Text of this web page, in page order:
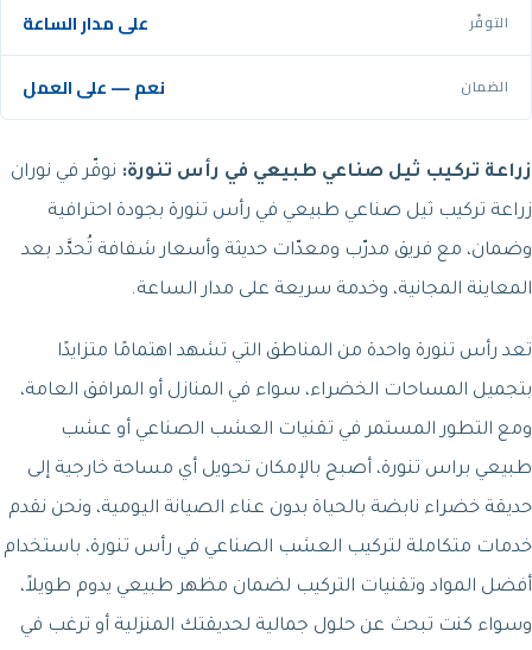
التوفّر على مدار الساعة
الضمان نعم — على العمل
زراعة تركيب ثيل صناعي طبيعي في رأس تنورة: نوفّر في نوران
زراعة تركيب ثيل صناعي طبيعي في رأس تنورة بجودة احترافية
وضمان، مع فريق مدرّب ومعدّات حديثة وأسعار شفافة تُحدَّد بعد
المعاينة المجانية، وخدمة سريعة على مدار الساعة.
تعد رأس تنورة واحدة من المناطق التي تشهد اهتمامًا متزايدًا
بتجميل المساحات الخضراء، سواء في المنازل أو المرافق العامة،
ومع التطور المستمر في تقنيات العشب الصناعي أو عشب
طبيعي براس تنورة، أصبح بالإمكان تحويل أي مساحة خارجية إلى
حديقة خضراء نابضة بالحياة بدون عناء الصيانة اليومية، ونحن نقدم
خدمات متكاملة لتركيب العشب الصناعي في رأس تنورة، باستخدام
أفضل المواد وتقنيات التركيب لضمان مظهر طبيعي يدوم طويلاً،
وسواء كنت تبحث عن حلول جمالية لحديقتك المنزلية أو ترغب في